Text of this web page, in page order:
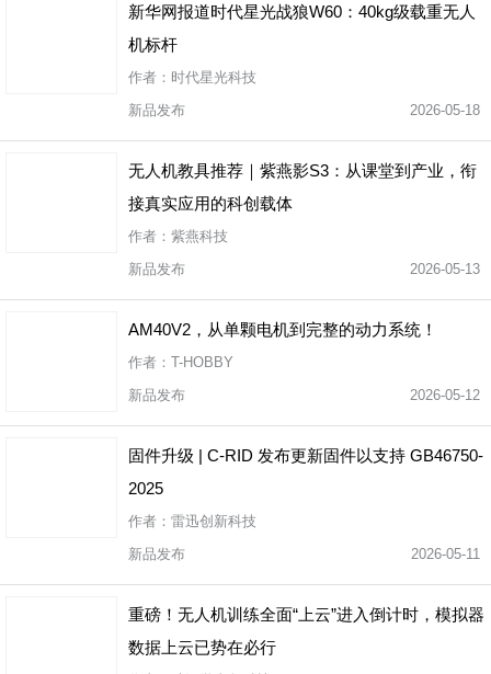
新华网报道时代星光战狼W60：40kg级载重无人
机标杆
作者：时代星光科技
新品发布
2026-05-18
无人机教具推荐｜紫燕影S3：从课堂到产业，衔
接真实应用的科创载体
作者：紫燕科技
新品发布
2026-05-13
AM40V2，从单颗电机到完整的动力系统！
作者：T-HOBBY
新品发布
2026-05-12
固件升级 | C-RID 发布更新固件以支持 GB46750-
2025
作者：雷迅创新科技
新品发布
2026-05-11
重磅！无人机训练全面“上云”进入倒计时，模拟器
数据上云已势在必行